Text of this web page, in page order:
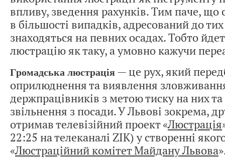
впливу, зведення рахунків. Тим паче, що
в більшості випадків, адресований до
знаходяться на певних осадах. Тобто
люстрацію як таку, а умовно кажучи
Громадська люстрація — це рух, який
оприлюднення та виявлення
держпрацівників з метою тиску на них
звільнення з посади. У Львові зокрема,
отримав телевізійний проект «Люстрація
22:25 на телеканалі ZIK) у створенні
«Люстраційний комітет Майдану Львова